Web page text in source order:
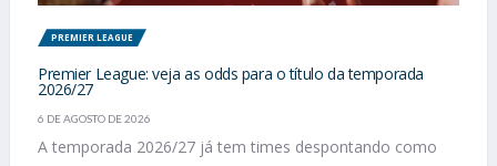
PREMIER LEAGUE
Premier League: veja as odds para o título da temporada
2026/27
6 DE AGOSTO DE 2026
A temporada 2026/27 já tem times despontando como